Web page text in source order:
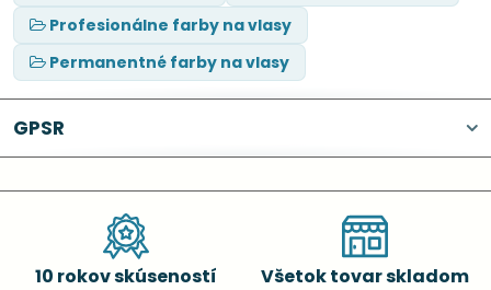
Profesionálne farby na vlasy
Permanentné farby na vlasy
GPSR
10 rokov skúseností Všetok tovar skladom